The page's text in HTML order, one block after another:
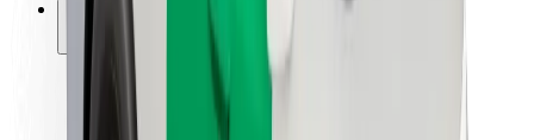
Városok
Lokációk
Városi megoldások